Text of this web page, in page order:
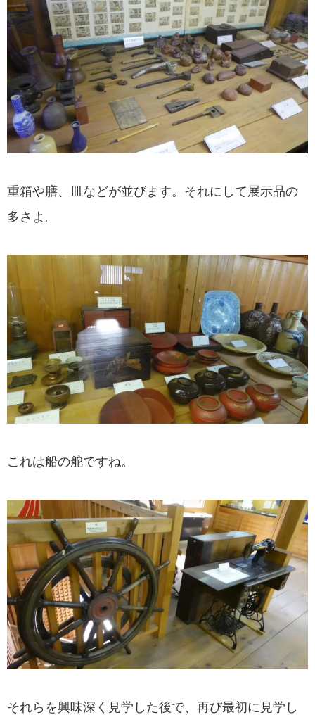
重箱や膳、皿などが並びます。それにして展示品の
多さよ。
これは船の舵ですね。
それらを興味深く見学した後で、再び最初に見学し